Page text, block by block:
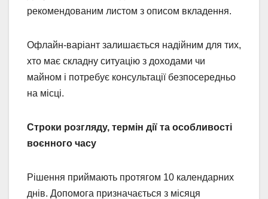
рекомендованим листом з описом вкладення.
Офлайн-варіант залишається надійним для тих,
хто має складну ситуацію з доходами чи
майном і потребує консультації безпосередньо
на місці.
Строки розгляду, термін дії та особливості
воєнного часу
Рішення приймають протягом 10 календарних
днів. Допомога призначається з місяця